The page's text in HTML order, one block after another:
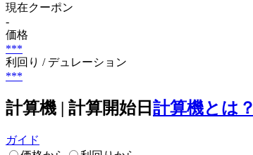
現在クーポン
-
価格
***
利回り / デュレーション
***
計算機 | 計算開始日 計算機とは？
ガイド